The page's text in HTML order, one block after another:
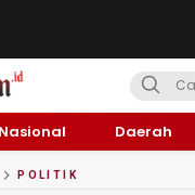
Nasional Daerah
POLITIK